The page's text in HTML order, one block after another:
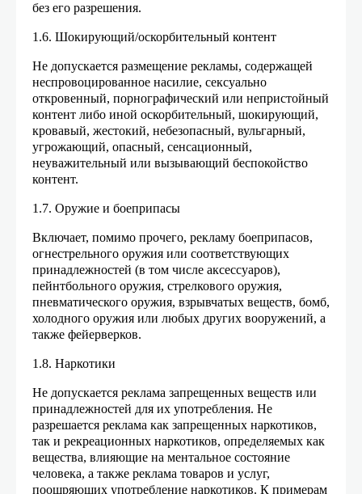
без его разрешения.
1.6. Шокирующий/оскорбительный контент
Не допускается размещение рекламы, содержащей
неспровоцированное насилие, сексуально
откровенный, порнографический или непристойный
контент либо иной оскорбительный, шокирующий,
кровавый, жестокий, небезопасный, вульгарный,
угрожающий, опасный, сенсационный,
неуважительный или вызывающий беспокойство
контент.
1.7. Оружие и боеприпасы
Включает, помимо прочего, рекламу боеприпасов,
огнестрельного оружия или соответствующих
принадлежностей (в том числе аксессуаров),
пейнтбольного оружия, стрелкового оружия,
пневматического оружия, взрывчатых веществ, бомб,
холодного оружия или любых других вооружений, а
также фейерверков.
1.8. Наркотики
Не допускается реклама запрещенных веществ или
принадлежностей для их употребления. Не
разрешается реклама как запрещенных наркотиков,
так и рекреационных наркотиков, определяемых как
вещества, влияющие на ментальное состояние
человека, а также реклама товаров и услуг,
поощряющих употребление наркотиков. К примерам